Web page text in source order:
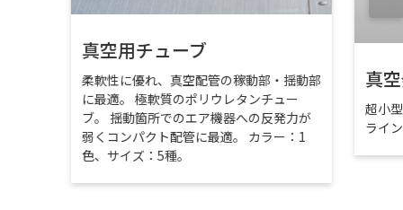
真空用チューブ
柔軟性に優れ、真空配管の稼動部・揺動部
に最適。 極軟質のポリウレタンチュー
ブ。 揺動箇所でのエア機器への反発力が
弱くコンパクト配管に最適。 カラー：1
色、サイズ：5種。
真
超小
ライ